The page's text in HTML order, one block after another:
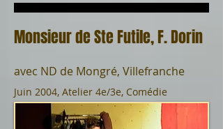
Monsieur de Ste Futile, F. Dorin
avec ND de Mongré, Villefranche
Juin 2004, Atelier 4e/3e, Comédie